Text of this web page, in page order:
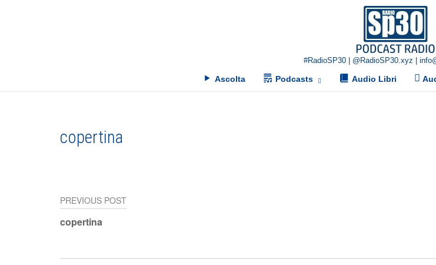
Home
#RadioSP30 | @RadioSP30.xyz |
Ascolta Podcasts Audio Libri
copertina
Navigazione
PREVIOUS POST
copertina